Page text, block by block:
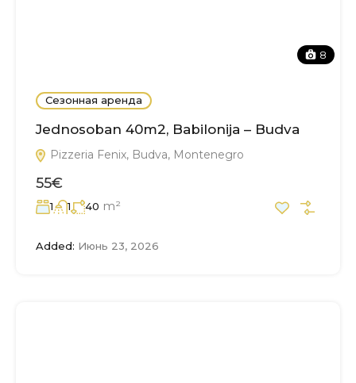
8
Сезонная аренда
Jednosoban 40m2, Babilonija – Budva
Pizzeria Fenix, Budva, Montenegro
55€
1 1 40 m²
Added: Июнь 23, 2026